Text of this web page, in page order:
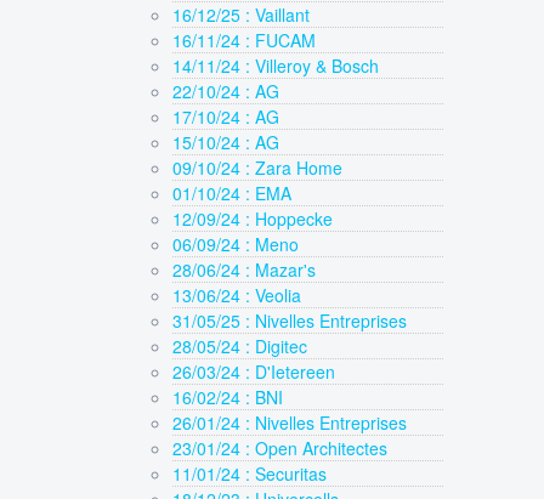
16/12/25 : Vaillant
16/11/24 : FUCAM
14/11/24 : Villeroy & Bosch
22/10/24 : AG
17/10/24 : AG
15/10/24 : AG
09/10/24 : Zara Home
01/10/24 : EMA
12/09/24 : Hoppecke
06/09/24 : Meno
28/06/24 : Mazar's
13/06/24 : Veolia
31/05/25 : Nivelles Entreprises
28/05/24 : Digitec
26/03/24 : D'Ietereen
16/02/24 : BNI
26/01/24 : Nivelles Entreprises
23/01/24 : Open Architectes
11/01/24 : Securitas